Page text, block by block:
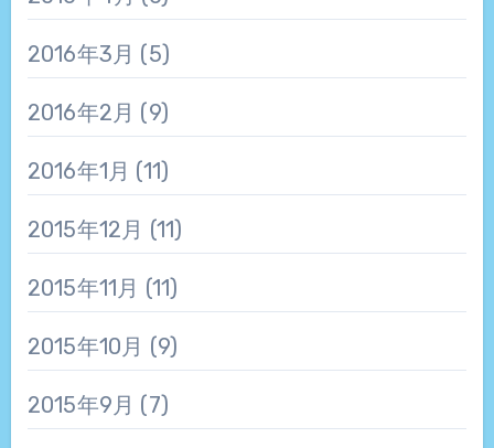
2016年3月 (5)
2016年2月 (9)
2016年1月 (11)
2015年12月 (11)
2015年11月 (11)
2015年10月 (9)
2015年9月 (7)